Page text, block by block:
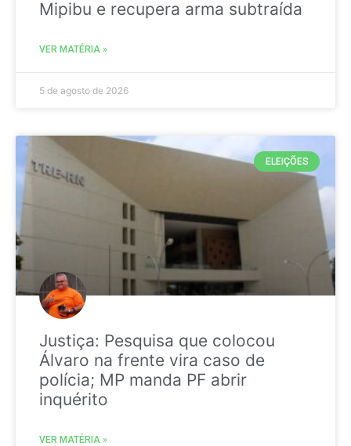
Mipibu e recupera arma subtraída
VER MATÉRIA »
5 de agosto de 2026
ELEIÇÕES
Justiça: Pesquisa que colocou
Álvaro na frente vira caso de
polícia; MP manda PF abrir
inquérito
VER MATÉRIA »